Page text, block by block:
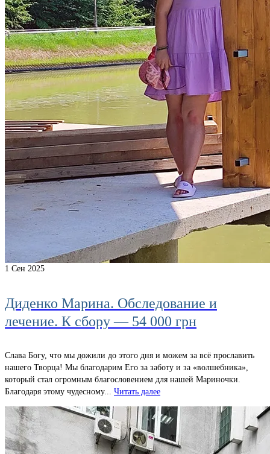
1 Сен 2025
Диденко Марина. Обследование и
лечение. К сбору — 54 000 грн
Слава Богу, что мы дожили до этого дня и можем за всё прославить
нашего Творца! Мы благодарим Его за заботу и за «волшебника»,
который стал огромным благословением для нашей Мариночки.
Благодаря этому чудесному... Читать далее